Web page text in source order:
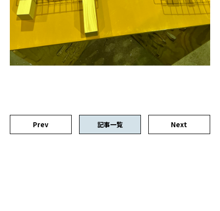
Prev 記事一覧 Next